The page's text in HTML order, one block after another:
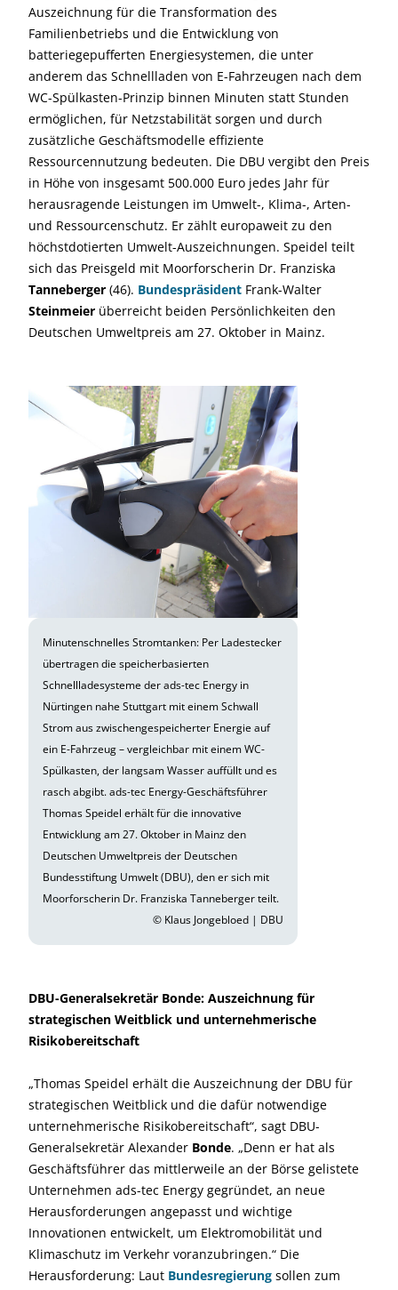
Auszeichnung für die Transformation des
Familienbetriebs und die Entwicklung von
batteriegepufferten Energiesystemen, die unter
anderem das Schnellladen von E-Fahrzeugen nach dem
WC-Spülkasten-Prinzip binnen Minuten statt Stunden
ermöglichen, für Netzstabilität sorgen und durch
zusätzliche Geschäftsmodelle effiziente
Ressourcennutzung bedeuten. Die DBU vergibt den Preis
in Höhe von insgesamt 500.000 Euro jedes Jahr für
herausragende Leistungen im Umwelt-, Klima-, Arten-
und Ressourcenschutz. Er zählt europaweit zu den
höchstdotierten Umwelt-Auszeichnungen. Speidel teilt
sich das Preisgeld mit Moorforscherin Dr. Franziska
Tanneberger (46). Bundespräsident Frank-Walter
Steinmeier überreicht beiden Persönlichkeiten den
Deutschen Umweltpreis am 27. Oktober in Mainz.
Minutenschnelles Stromtanken: Per Ladestecker
übertragen die speicherbasierten
Schnellladesysteme der ads-tec Energy in
Nürtingen nahe Stuttgart mit einem Schwall
Strom aus zwischengespeicherter Energie auf
ein E-Fahrzeug – vergleichbar mit einem WC-
Spülkasten, der langsam Wasser auffüllt und es
rasch abgibt. ads-tec Energy-Geschäftsführer
Thomas Speidel erhält für die innovative
Entwicklung am 27. Oktober in Mainz den
Deutschen Umweltpreis der Deutschen
Bundesstiftung Umwelt (DBU), den er sich mit
Moorforscherin Dr. Franziska Tanneberger teilt.
© Klaus Jongebloed | DBU
DBU-Generalsekretär Bonde: Auszeichnung für
strategischen Weitblick und unternehmerische
Risikobereitschaft
„Thomas Speidel erhält die Auszeichnung der DBU für
strategischen Weitblick und die dafür notwendige
unternehmerische Risikobereitschaft“, sagt DBU-
Generalsekretär Alexander Bonde. „Denn er hat als
Geschäftsführer das mittlerweile an der Börse gelistete
Unternehmen ads-tec Energy gegründet, an neue
Herausforderungen angepasst und wichtige
Innovationen entwickelt, um Elektromobilität und
Klimaschutz im Verkehr voranzubringen.“ Die
Herausforderung: Laut Bundesregierung sollen zum